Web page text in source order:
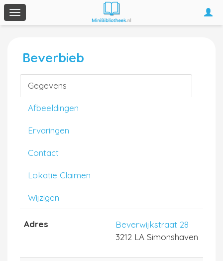
Toggle
navigation
Beverbieb
Gegevens
Afbeeldingen
Ervaringen
Contact
Lokatie Claimen
Wijzigen
Adres
Beverwijkstraat 28
3212 LA Simonshaven